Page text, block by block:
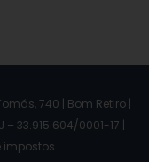
740 | Bom Retiro |
– 33.915.604/0001-17 |
impostos